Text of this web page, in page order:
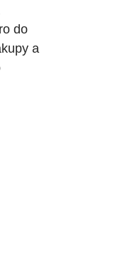
do
a